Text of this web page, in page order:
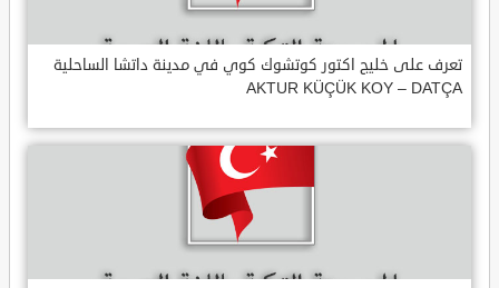
تعرف على خليج اكتور كوتشوك كوي في مدينة داتشا الساحلية
AKTUR KÜÇÜK KOY – DATÇA